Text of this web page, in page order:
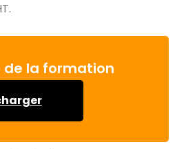
de la formation